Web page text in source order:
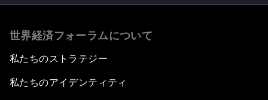
世界経済フォーラムについて
私たちのストラテジー
私たちのアイデンティティ